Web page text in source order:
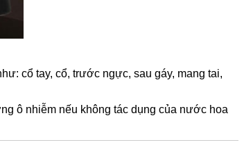
cổ tay, cổ, trước ngực, sau gáy, mang tai,
ô nhiễm nếu không tác dụng của nước hoa